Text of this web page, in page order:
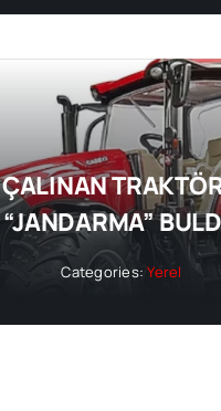
ÇALINAN
“JANDARMA”
Categories:Yerel